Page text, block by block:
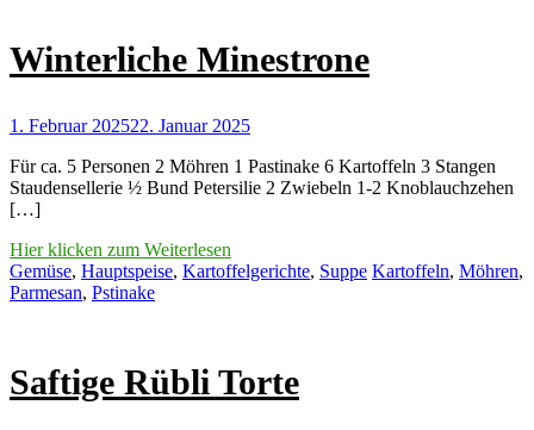
Winterliche Minestrone
1. Februar 202522. Januar 2025
Für ca. 5 Personen 2 Möhren 1 Pastinake 6 Kartoffeln 3 Stangen
Staudensellerie ½ Bund Petersilie 2 Zwiebeln 1-2 Knoblauchzehen
[…]
Hier klicken zum Weiterlesen
Gemüse, Hauptspeise, Kartoffelgerichte, Suppe Kartoffeln, Möhren,
Parmesan, Pstinake
Saftige Rübli Torte